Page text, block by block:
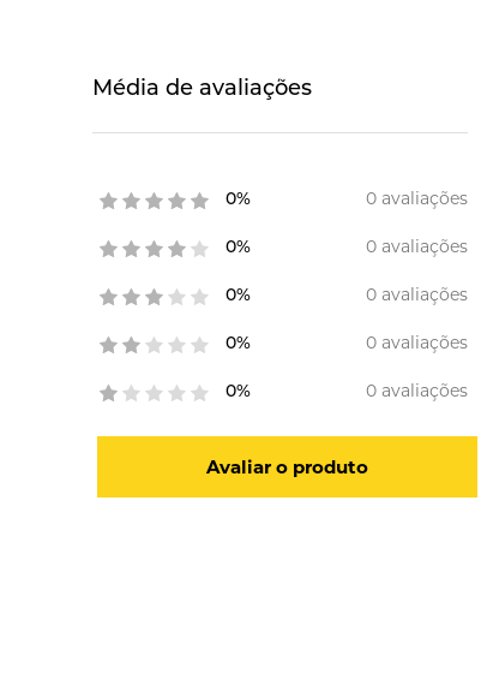
Média de avaliações
0% 0 avaliações
0% 0 avaliações
0% 0 avaliações
0% 0 avaliações
0% 0 avaliações
Avaliar o produto